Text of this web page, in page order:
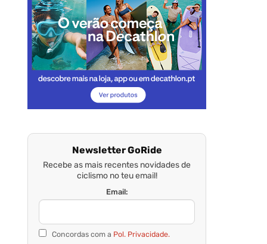
Newsletter GoRide
Recebe as mais recentes novidades de
ciclismo no teu email!
Email:
Concordas com a Pol. Privacidade.